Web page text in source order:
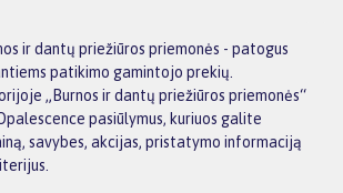
ir dantų priežiūros priemonės - patogus
patikimo gamintojo prekių.
„Burnos ir dantų priežiūros priemonės“
pasiūlymus, kuriuos galite
savybes, akcijas, pristatymo informaciją